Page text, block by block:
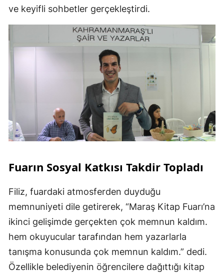
ve keyifli sohbetler gerçekleştirdi.
Fuarın Sosyal Katkısı Takdir Topladı
Filiz, fuardaki atmosferden duyduğu
memnuniyeti dile getirerek, “Maraş Kitap Fuarı’na
ikinci gelişimde gerçekten çok memnun kaldım.
hem okuyucular tarafından hem yazarlarla
tanışma konusunda çok memnun kaldım.” dedi.
Özellikle belediyenin öğrencilere dağıttığı kitap